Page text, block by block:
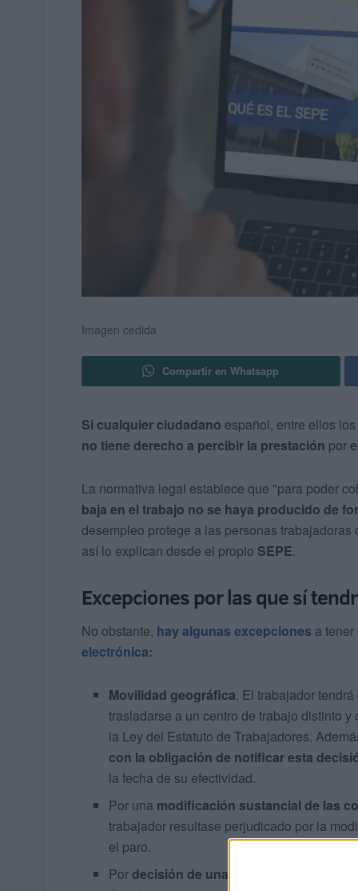
Imagen cedida
Compartir en Whatsapp
Si cualquier ciudadano español, entre ellos
no tiene derecho a percibir la prestación por
La normativa legal establece que "para poder
baja en el trabajo no se haya producido de
desempleo protege a las personas
así lo explican desde el propio SEPE.
Excepciones por las que sí
No obstante, hay algunas excepciones a
electrónica:
Movilidad geográfica. El trabajador
trasladarse a un centro de trabajo distinto
la Ley del Estatuto de Trabajadores.
con la obligación de notificar esta
la fecha de su efectividad.
Por una modificación sustancial de las
trabajador resultase perjudicado por la
el paro.
Pordecisión de una trabajadora que se